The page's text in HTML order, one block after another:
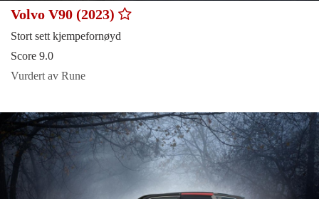
Volvo V90 (2023)
Stort sett kjempefornøyd
Score 9.0
Vurdert av Rune